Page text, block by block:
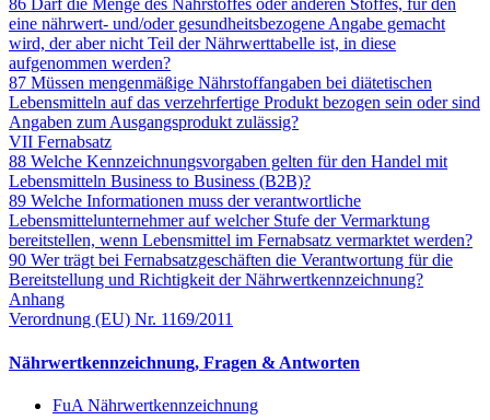
86 Darf die Menge des Nährstoffes oder anderen Stoffes, für den
eine nährwert- und/oder gesundheitsbezogene Angabe gemacht
wird, der aber nicht Teil der Nährwerttabelle ist, in diese
aufgenommen werden?
87 Müssen mengenmäßige Nährstoffangaben bei diätetischen
Lebensmitteln auf das verzehrfertige Produkt bezogen sein oder sind
Angaben zum Ausgangsprodukt zulässig?
VII Fernabsatz
88 Welche Kennzeichnungsvorgaben gelten für den Handel mit
Lebensmitteln Business to Business (B2B)?
89 Welche Informationen muss der verantwortliche
Lebensmittelunternehmer auf welcher Stufe der Vermarktung
bereitstellen, wenn Lebensmittel im Fernabsatz vermarktet werden?
90 Wer trägt bei Fernabsatzgeschäften die Verantwortung für die
Bereitstellung und Richtigkeit der Nährwertkennzeichnung?
Anhang
Verordnung (EU) Nr. 1169/2011
Nährwertkennzeichnung, Fragen & Antworten
FuA Nährwertkennzeichnung